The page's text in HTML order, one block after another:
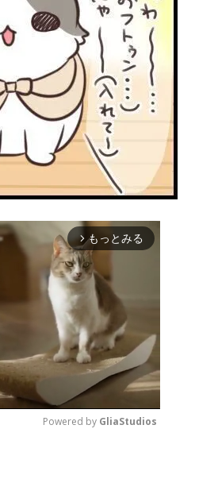
arrow_forward_ios もっとみる
Powered by GliaStudios